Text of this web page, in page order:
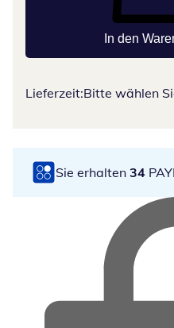
In den
Lieferzeit:Bitte wählen
Sie erhalten 34